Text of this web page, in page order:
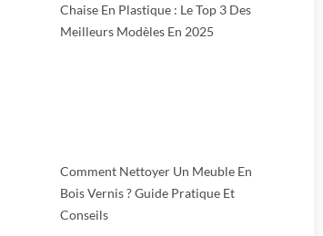
Chaise En Plastique : Le Top 3 Des
Meilleurs Modèles En 2025
Comment Nettoyer Un Meuble En
Bois Vernis ? Guide Pratique Et
Conseils